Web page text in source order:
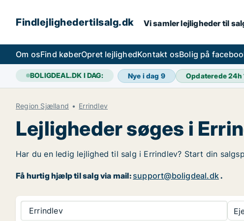
Findlejlighedertilsalg.dk Vi samler lejligheder til
Om osFind køberOpret lejlighedKontakt osBolig på
BOLIGDEAL.DK I DAG: Nye i dag 9 Opdaterede 24h
Region Sjælland Errindlev
Lejligheder søges i
Har du en ledig lejlighed til salg i Errindlev? Start din
Få hurtig hjælp til salg via mail: support@boligdeal.dk.
Errindlev